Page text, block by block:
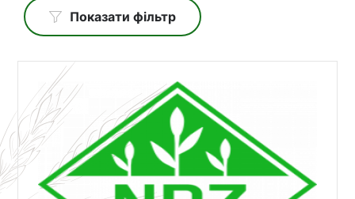
Показати фільтр